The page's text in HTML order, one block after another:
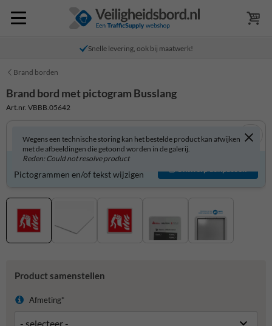
Snelle levering, ook bij maatwerk!
Brand borden
Brand bord met pictogram Busslang
Art.nr. VBBB.05642
Wegens een technische storing kan het bestelde product kan afwijken
met de afbeeldingen die getoond worden in de galerij.
Reden: Could not resolve product
Product zelf aanpassen?
Pictogrammen en/of tekst wijzigen
Ontwerp aanpassen
Product samenstellen
Afmeting*